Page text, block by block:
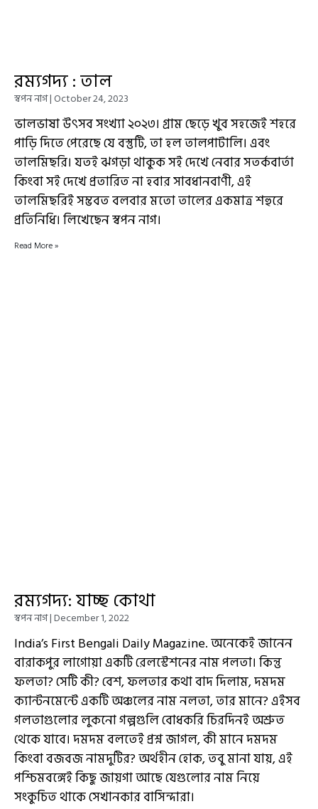
রম্যগদ্য : তাল
স্বপন নাগ October 24, 2023
ভালভাষা উৎসব সংখ্যা ২০২৩। গ্রাম ছেড়ে খুব সহজেই শহরে
পাড়ি দিতে পেরেছে যে বস্তুটি, তা হল তালপাটালি। এবং
তালমিছরি। যতই ঝগড়া থাকুক সই দেখে নেবার সতর্কবার্তা
কিংবা সই দেখে প্রতারিত না হবার সাবধানবাণী, এই
তালমিছরিই সম্ভবত বলবার মতো তালের একমাত্র শহুরে
প্রতিনিধি। লিখেছেন স্বপন নাগ।
Read More »
রম্যগদ্য: যাচ্ছ কোথা
স্বপন নাগ December 1, 2022
India’s First Bengali Daily Magazine. অনেকেই জানেন
বারাকপুর লাগোয়া একটি রেলস্টেশনের নাম পলতা। কিন্তু
ফলতা? সেটি কী? বেশ, ফলতার কথা বাদ দিলাম, দমদম
ক্যান্টনমেন্টে একটি অঞ্চলের নাম নলতা, তার মানে? এইসব
গলতাগুলোর লুকনো গল্পগুলি বোধকরি চিরদিনই অশ্রুত
থেকে যাবে। দমদম বলতেই প্রশ্ন জাগল, কী মানে দমদম
কিংবা বজবজ নামদুটির? অর্থহীন হোক, তবু মানা যায়, এই
পশ্চিমবঙ্গেই কিছু জায়গা আছে যেগুলোর নাম নিয়ে
সংকুচিত থাকে সেখানকার বাসিন্দারা।